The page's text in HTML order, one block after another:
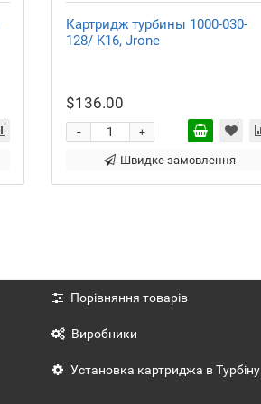
Картридж турбины 1000-030-
128/ K16, Jrone
$136.00
+
-
Швидке замовлення
Порівняння товарів
Виробники
Установка картриджа в Турбіну